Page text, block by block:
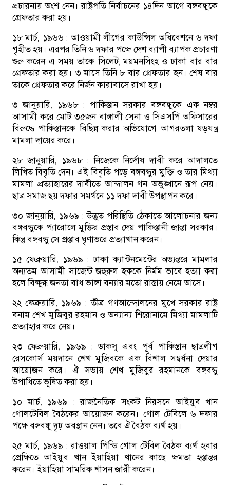
প্রচারনায় অংশ নেন। রাষ্ট্রপতি নির্বাচনের ১৪দিন আগে বঙ্গবন্ধুকে
গ্রেফতার করা হয়।
১৮ মার্চ, ১৯৬৬ : আওয়ামী লীগের কাউন্সিল অধিবেশনে ৬ দফা
গৃহীত হয়। এরপর তিনি ৬ দফার পক্ষে দেশ ব্যাপী ব্যাপক প্রচারণা
শুরু করেন এ সময় তাকে সিলেট, ময়মনসিংহ ও ঢাকা বার বার
গ্রেফতার করা হয়। ৩ মাসে তিনি ৮ বার গ্রেফতার হন। শেষ বার
তাকে গ্রেফতার করে নির্জন কারাবাসে রাখা হয়।
৩ জানুয়ারি, ১৯৬৮ : পাকিস্তান সরকার বঙ্গবন্ধুকে এক নম্বর
আসামী করে মোট ৩৫জন বাঙ্গালী সেনা ও সিএসপি অফিসারের
বিরুদ্ধে পাকিস্তানকে বিছিন্ন করার অভিযোগে আগরতলা ষড়যন্ত্র
মামলা দায়ের করে।
২৮ জানুয়ারি, ১৯৬৮ : নিজেকে নির্দোষ দাবী করে আদালতে
লিখিত বিবৃতি দেন। এই বিবৃতি পড়ে বঙ্গবন্ধুর মুক্তি ও তার মিথ্যা
মামলা প্রত্যাহারের দাবীতে আন্দালন গন অভুঙ্খানে রূপ নেয়।
ছাত্র সমাজ ছয় দফার সমর্থনে ১১ দফা দাবী উপস্থাপন করে।
৩০ জানুয়ারি, ১৯৬৯ : উদ্ভুত পরিস্থিতি ঠেকাতে আলোচনার জন্য
বঙ্গবন্ধুকে প্যারোলে মুক্তির প্রস্তাব দেয় পাকিস্তানী জান্তা সরকার।
কিন্তু বঙ্গবন্ধু সে প্রস্তাব ঘৃণাভরে প্রত্যাখান করেন।
১৫ ফেব্রুয়ারি, ১৯৬৯ : ঢাকা ক্যান্টনমেন্টের অভ্যন্তরে মামলার
অন্যতম আসামী সাজেন্ট জহুরুল হককে নির্মম ভাবে হত্যা করা
হলে বিক্ষুব্ধ জনতা বাধ ভাঙ্গা বন্যার মতো রাস্তায় নেমে আসে।
২২ ফেব্রুয়ারি, ১৯৬৯ : তীব্র গণআন্দোলনের মুখে সরকার রাষ্ট্র
বনাম শেখ মুজিবুর রহমান ও অন্যান্য শিরোনামে মিথ্যা মামলাটি
প্রত্যাহার করে নেয়।
২৩ ফেব্রুয়ারি, ১৯৬৯ : ডাকসু এবং পূর্ব পাকিস্তান ছাত্রলীগ
রেসকোর্স ময়দানে শেখ মুজিবকে এক বিশাল সম্বর্ধনা দেয়ার
আয়োজন করে। ঐ সভায় শেখ মুজিবুর রহমানকে বঙ্গবন্ধু
উপাধিতে ভূষিত করা হয়।
১০ মার্চ, ১৯৬৯ : রাজনৈতিক সংকট নিরসনে আইয়ুব খান
গোলটেবিল বৈঠকের আয়োজন করেন। গোল টেবিলে ৬ দফার
পক্ষে বঙ্গবন্ধু দৃঢ় অবস্থান নেন। তবে ঐ বৈঠক ব্যর্থ হয়।
২৫ মার্চ, ১৯৬৯ : রাওয়াল পিন্ডি গোল টেবিল বৈঠক ব্যর্থ হবার
প্রেক্ষিতে আইয়ুব খান ইয়াহিয়া খানের কাছে ক্ষমতা হস্তান্তর
করেন। ইয়াহিয়া সামরিক শাসন জারী করেন।